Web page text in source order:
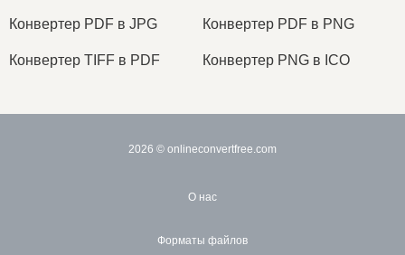
Конвертер PDF в JPG Конвертер PDF в PNG
Конвертер TIFF в PDF Конвертер PNG в ICO
2026 © onlineconvertfree.com
О нас
Форматы файлов